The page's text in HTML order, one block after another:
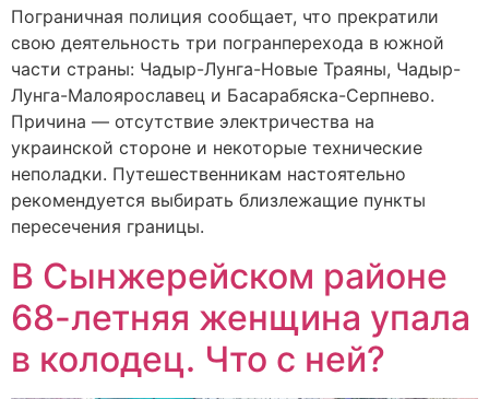
Пограничная полиция сообщает, что прекратили
свою деятельность три погранперехода в южной
части страны: Чадыр-Лунга-Новые Траяны, Чадыр-
Лунга-Малоярославец и Басарабяска-Серпнево.
Причина — отсутствие электричества на
украинской стороне и некоторые технические
неполадки. Путешественникам настоятельно
рекомендуется выбирать близлежащие пункты
пересечения границы.
В Сынжерейском районе
68-летняя женщина упала
в колодец. Что с ней?